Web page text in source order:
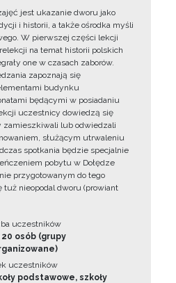
jest ukazanie dworu jako
i historii, a także ośrodka myśli
W pierwszej części lekcji
na temat historii polskich
one w czasach zaborów.
zapoznają się
budynku
będącymi w posiadaniu
uczestnicy dowiedzą się
zamieszkiwali lub odwiedzali
służącym utrwaleniu
spotkania będzie specjalnie
pobytu w Dołędze
przygotowanym do tego
nieopodal dworu (prowiant
uczestników
20 osób (grupy
uczestników
podstawowe, szkoły